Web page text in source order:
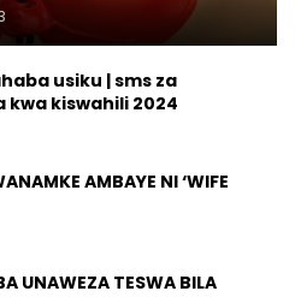
usiku | sms za
kwa kiswahili 2024
AMBAYE NI ‘WIFE
UNAWEZA TESWA BILA